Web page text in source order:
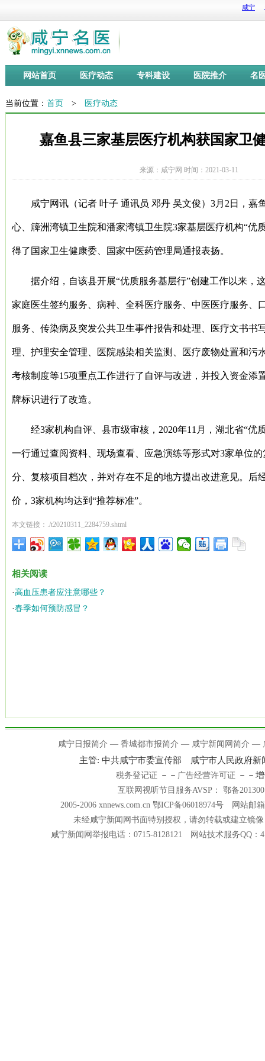
网站首页 医疗动态 专科建设 医院推介 名
当前位置： 首页 > 医疗动态
嘉鱼县三家基层医疗机构获国家卫
来源：咸宁网 时间：2021-03-11
咸宁网讯（记者 叶子 通讯员 邓丹 吴文俊）3月2日，嘉
心、簰洲湾镇卫生院和潘家湾镇卫生院3家基层医疗机构“优
得了国家卫生健康委、国家中医药管理局通报表扬。
据介绍，自该县开展“优质服务基层行”创建工作以来，
家庭医生签约服务、病种、全科医疗服务、中医医疗服务、
服务、传染病及突发公共卫生事件报告和处理、医疗文书书
理、护理安全管理、医院感染相关监测、医疗废物处置和污
考核制度等15项重点工作进行了自评与改进，并投入资金添
牌标识进行了改造。
经3家机构自评、县市级审核，2020年11月，湖北省“优
一行通过查阅资料、现场查看、应急演练等形式对3家单位
分、复核项目档次，并对存在不足的地方提出改进意见。后
价，3家机构均达到“推荐标准”。
本文链接：./t20210311_2284759.shtml
相关阅读
·高血压患者应注意哪些？
·春季如何预防感冒？
咸宁日报简介 — 香城都市报简介 — 咸宁新闻网简介 —
主管: 中共咸宁市委宣传部 咸宁市人民政府
税务登记证 －－ 广告经营许可证 －－
互联网视听节目服务AVSP： 鄂备
2005-2006 xnnews.com.cn 鄂ICP备06018974号 网站邮箱
未经咸宁新闻网书面特别授权，请勿转载或建立镜
咸宁新闻网举报电话：0715-8128121 网站技术服务QQ：